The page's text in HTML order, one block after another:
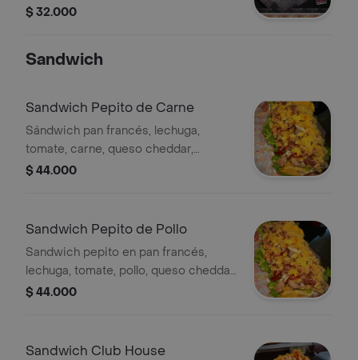
Queso Cheddar, Salsa
$ 32.000
Sandwich
Sandwich Pepito de Carne
Sándwich pan francés, lechuga,
tomate, carne, queso cheddar,
tocineta, maíz, huevo, salsa de la casa,
$ 44.000
Sandwich Pepito de Pollo
Sandwich pepito en pan francés,
lechuga, tomate, pollo, queso cheddar,
tocineta, maíz, huevo, salsa de la casa,
$ 44.000
Sandwich Club House